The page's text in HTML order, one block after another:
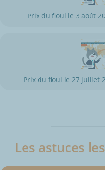
Prix du fioul le 3 août
Prix du fioul le 27 juillet
Les astuces